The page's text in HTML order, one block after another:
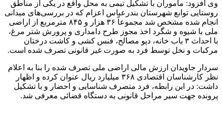
وی افزود: مأموران با تشکیل تیمی به محل واقع در یکی از مناطق
روستایی توابع شهرستان بندرعباس اعزام که در بررسی‌های میدانی
انجام شده مشخص شد مجموعاً ۳۶ هزار و ۸۴۵ مترمربع از اراضی
ملی با شیوه و شگرد اخذ مجوز طرح دامداری و پرورش شتر مرغ،
با احداث ۳ باب خانه، دپو مصالح، فنس کشی و کاشت درختان
مرکبات و نخل توسط فرد به صورت غیر قانونی تصرف شده است.
سردار جاویدان ارزش مالی اراضی ملی تصرف شده را بنا به اعلام
نظر کارشناسان اقتصادی ۳۶۸ میلیارد ریال عنوان کرده و اظهار
داشت: در این رابطه، فرد متصرف شناسایی و احضار و با تشکیل
پرونده جهت سیر مراحل قانونی به دستگاه قضائی معرفی شد.